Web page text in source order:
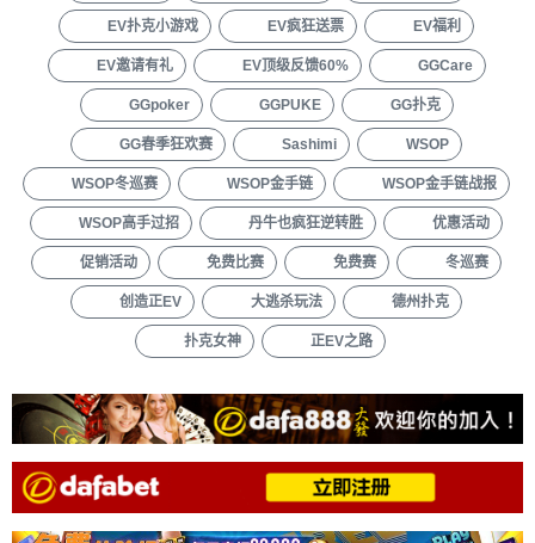
EV扑克小游戏 EV疯狂送票 EV福利
EV邀请有礼 EV顶级反馈60% GGCare
GGpoker GGPUKE GG扑克
GG春季狂欢赛 Sashimi WSOP
WSOP冬巡赛 WSOP金手链 WSOP金手链战报
WSOP高手过招 丹牛也疯狂逆转胜 优惠活动
促销活动 免费比赛 免费赛 冬巡赛
创造正EV 大逃杀玩法 德州扑克
扑克女神 正EV之路